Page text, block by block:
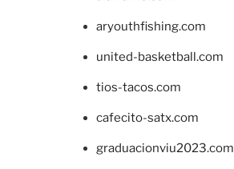
aryouthfishing.com
united-basketball.com
tios-tacos.com
cafecito-satx.com
graduacionviu2023.com